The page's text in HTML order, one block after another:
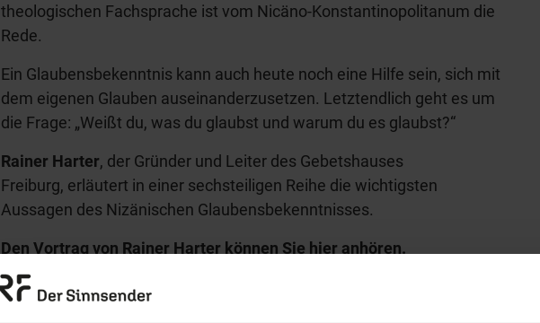
theologischen Fachsprache ist vom Nicäno-Konstantinopolitanum die
Rede.
Ein Glaubensbekenntnis kann auch heute noch eine Hilfe sein, sich mit
dem eigenen Glauben auseinanderzusetzen. Letztendlich geht es um
die Frage: „Weißt du, was du glaubst und warum du es glaubst?“
Rainer Harter, der Gründer und Leiter des Gebetshauses
Freiburg, erläutert in einer sechsteiligen Reihe die wichtigsten
Aussagen des Nizänischen Glaubensbekenntnisses.
Den Vortrag von Rainer Harter können Sie hier anhören.
Erzähl mal!